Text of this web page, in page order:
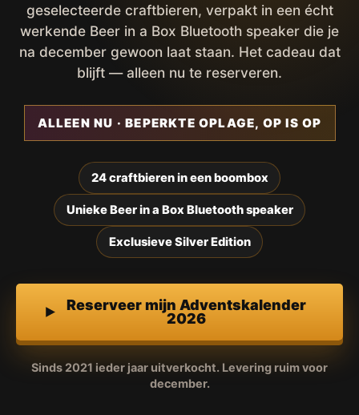
geselecteerde craftbieren, verpakt in een écht
werkende Beer in a Box Bluetooth speaker die je
na december gewoon laat staan. Het cadeau dat
blijft — alleen nu te reserveren.
ALLEEN NU · BEPERKTE OPLAGE, OP IS OP
24 craftbieren in een boombox
Unieke Beer in a Box Bluetooth speaker
Exclusieve Silver Edition
Reserveer mijn Adventskalender
2026
Sinds 2021 ieder jaar uitverkocht. Levering ruim voor
december.